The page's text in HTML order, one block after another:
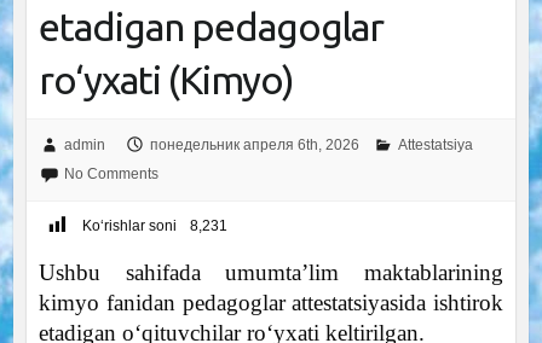
etadigan pedagoglar
ro‘yxati (Kimyo)
admin понедельник апреля 6th, 2026
Attestatsiya
No Comments
Ko‘rishlar soni 8,231
Ushbu sahifada umumta’lim maktablarining
kimyo fanidan pedagoglar attestatsiyasida ishtirok
etadigan o‘qituvchilar ro‘yxati keltirilgan.